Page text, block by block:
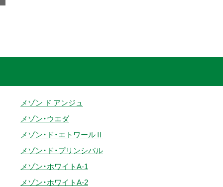
メゾン ド アンジュ
メゾン・ウエダ
メゾン・ド・エトワールⅡ
メゾン・ド・プリンシパル
メゾン・ホワイトA-1
メゾン・ホワイトA-2